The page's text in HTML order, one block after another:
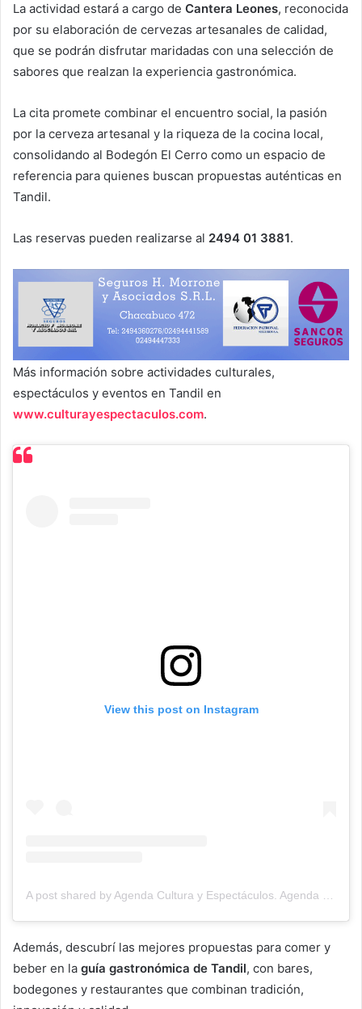
La actividad estará a cargo de Cantera Leones, reconocida
por su elaboración de cervezas artesanales de calidad,
que se podrán disfrutar maridadas con una selección de
sabores que realzan la experiencia gastronómica.
La cita promete combinar el encuentro social, la pasión
por la cerveza artesanal y la riqueza de la cocina local,
consolidando al Bodegón El Cerro como un espacio de
referencia para quienes buscan propuestas auténticas en
Tandil.
Las reservas pueden realizarse al 2494 01 3881.
Más información sobre actividades culturales,
espectáculos y eventos en Tandil en
www.culturayespectaculos.com.
View this post on Instagram
A post shared by Agenda Cultura y Espectáculos. Agenda Cultural Tandil. (@agendacye)
Además, descubrí las mejores propuestas para comer y
beber en la guía gastronómica de Tandil, con bares,
bodegones y restaurantes que combinan tradición,